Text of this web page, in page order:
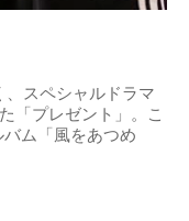
、スペシャルドラマ
「プレゼント」。こ
ム「風をあつめ